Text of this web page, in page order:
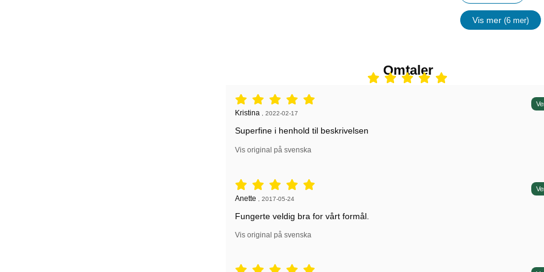
Vis mer (6 mer)
egenskaper
Omtaler
Vurdering: 5 stjerne av 5,
Anmeldelse av:
Kristina , 2022-02-17
Superfine i henhold til beskrivelsen
Vis original på svenska
Vurdering: 5 stjerne av 5,
Anmeldelse av:
Anette 2017-05-24
Fungerte veldig bra for vårt formål.
Vis original på svenska